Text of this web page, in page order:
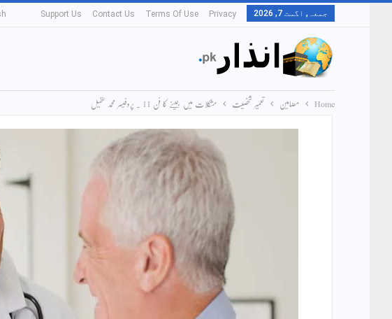
جمعہ, اگست 7, 2026 Privacy
Terms Of Use
Contact Us
Support Us
Home مضامین تعمیر شخصیت مشکلات میں جینے کا فن 11 ۔ پروفیسر محمد عقیل